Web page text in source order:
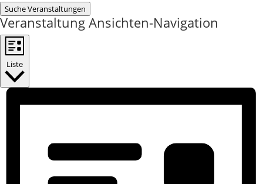
Suche Veranstaltungen
Veranstaltung Ansichten-Navigation
Liste